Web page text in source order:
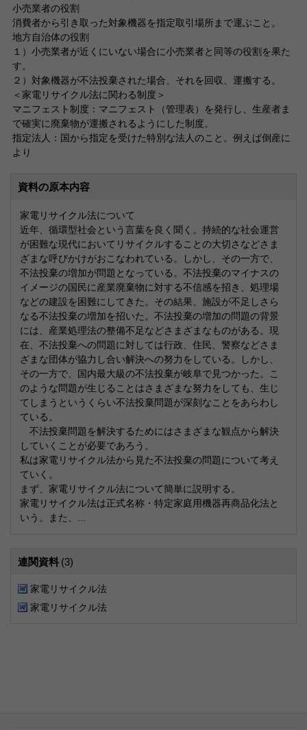
小売業者の役割
消費者から引き取った対象機器を指定取引場所まで運ぶこと。
地方自治体の役割
１）小売業者が近くにいない場合に小売業者と同等の役割を果た
す。
２）対象機器が不法投棄された場合、それを回収、運搬する。
＜家電リサイクル法に関わる制度＞
マニフェスト制度：マニフェスト（管理表）を発行し、生産者ま
で確実に廃棄物が運搬されるようにした制度。
指定法人：国から指定を受けた特別な法人のこと。例えば倒産に
より
資料の原本内容
家電リサイクル法について
近年、循環型社会という言葉を良く聞く。持続的な社会運営
が困難な現代においてリサイクルすることの大切さなどさま
ざまな呼びかけがおこなわれている。しかし、その一方で、
不法投棄の増加が問題となっている。不法投棄のマイナスの
イメージの国民に産業廃棄物に対する不信感を招き、処理場
などの建設を困難にしてきた。その結果、施設が不足しさら
なる不法投棄の増加を招いた。不法投棄の増加の問題の背景
には、産業処理法の整備不足などさまざまなものがある。現
在、不法投棄への問題に対しては行政、住民、警察などさま
ざまな団体が協力し合い解決への努力をしている。しかし、
その一方で、国内最大級の不法投棄が岐阜で見つかった。こ
のような問題が生じることはさまざまな努力をしても、生じ
てしまうというくらい不法投棄問題が深刻なことをあらわし
ている。
不法投棄問題を解決するためにはさまざまな観点から解決
していくことが必要であろう。
私は家電リサイクル法から見た不法投棄の問題について考え
ていく。
まず、家電リサイクル法について簡単に説明する。
家電リサイクル法は正式名称・特定家庭用機器再商品化法と
いう。また、...
連関資料 (3)
家電リサイクル法
家電リサイクル法